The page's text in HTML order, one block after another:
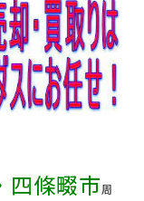
四條畷市周